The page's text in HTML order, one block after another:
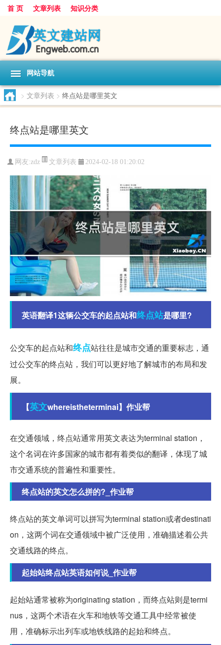
首 页 文章列表 知识分类
网站导航
> 文章列表 > 终点站是哪里英文
终点站是哪里英文
网友:zdz 文章列表 2024-02-18 01:20:02
英语翻译1这辆公交车的起点站和终点站是哪里?
公交车的起点站和终点站往往是城市交通的重要标志，通
过公交车的终点站，我们可以更好地了解城市的布局和发
展。
【英文whereistheterminai】作业帮
在交通领域，终点站通常用英文表达为terminal station，
这个名词在许多国家的城市都有着类似的翻译，体现了城
市交通系统的普遍性和重要性。
终点站的英文怎么拼的?_作业帮
终点站的英文单词可以拼写为terminal station或者destinati
on，这两个词在交通领域中被广泛使用，准确描述着公共
交通线路的终点。
起始站终点站英语如何说_作业帮
起始站通常被称为originating station，而终点站则是termi
nus，这两个术语在火车和地铁等交通工具中经常被使
用，准确标示出列车或地铁线路的起始和终点。